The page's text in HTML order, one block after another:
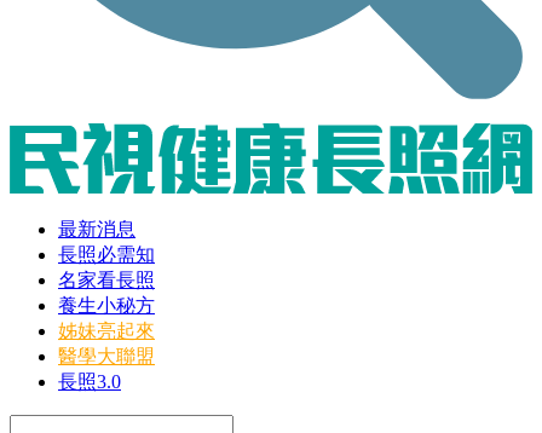
最新消息
長照必需知
名家看長照
養生小秘方
姊妹亮起來
醫學大聯盟
長照3.0